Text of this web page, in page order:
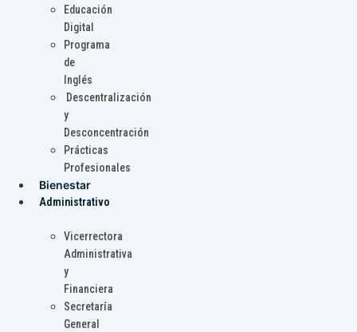
Educación
Digital
Programa
de
Inglés
Descentralización
y
Desconcentración
Prácticas
Profesionales
Bienestar
Administrativo
Vicerrectora
Administrativa
y
Financiera
Secretaría
General